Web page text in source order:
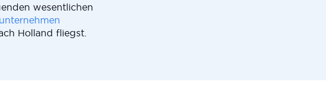
wesentlichen
Holland fliegst.